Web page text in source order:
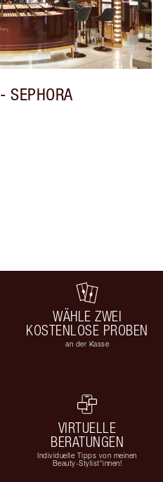
- SEPHORA
WÄHLE ZWEI
KOSTENLOSE PROBEN
an der Kasse
VIRTUELLE
BERATUNGEN
Individuelle Tipps von meinen
Beauty-Stylist*innen!